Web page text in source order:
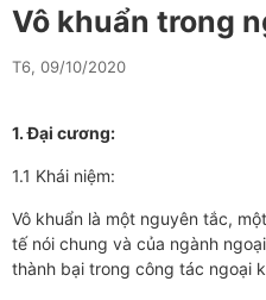
Vô khuẩn trong
T6, 09/10/2020
1.Đại cương:
1.1 Khái niệm:
Vô khuẩn là một nguyên tắc,
tế nói chung và của ngành
thành bại trong công tác ngoại